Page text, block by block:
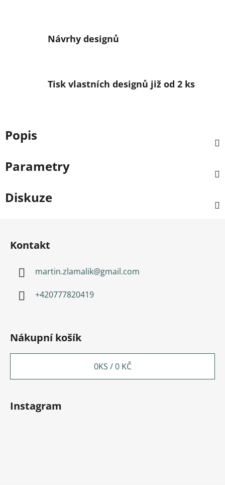
Návrhy designů
Tisk vlastních designů již od 2 ks
Popis
Parametry
Diskuze
Kontakt
martin.zlamalik@gmail.com
+420777820419
Nákupní košík
0KS /0 KČ
Instagram